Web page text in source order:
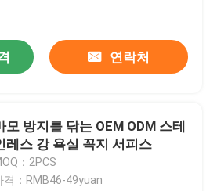
연락처
모 방지를 닦는 OEM ODM 스테
레스 강 욕실 꼭지 서피스
：2PCS
격：RMB46-49yuan